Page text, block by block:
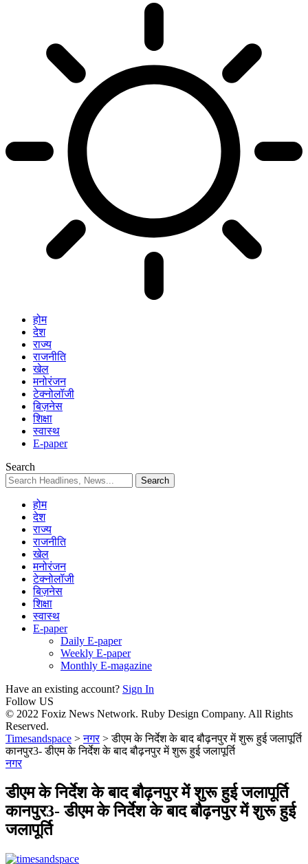
होम
देश
राज्य
राजनीति
खेल
मनोरंजन
टेक्नोलॉजी
बिज़नेस
शिक्षा
स्वास्थ
E-paper
Search
होम
देश
राज्य
राजनीति
खेल
मनोरंजन
टेक्नोलॉजी
बिज़नेस
शिक्षा
स्वास्थ
E-paper
Daily E-paper
Weekly E-paper
Monthly E-magazine
Have an existing account? Sign In
Follow US
© 2022 Foxiz News Network. Ruby Design Company. All Rights
Reserved.
Timesandspace >नगर>डीएम के निर्देश के बाद बौढ़नपुर में शुरू हुई जलापूर्ति
कानपुर3- डीएम के निर्देश के बाद बौढ़नपुर में शुरू हुई जलापूर्ति
नगर
डीएम के निर्देश के बाद बौढ़नपुर में शुरू हुई जलापूर्ति
कानपुर3- डीएम के निर्देश के बाद बौढ़नपुर में शुरू हुई
जलापूर्ति